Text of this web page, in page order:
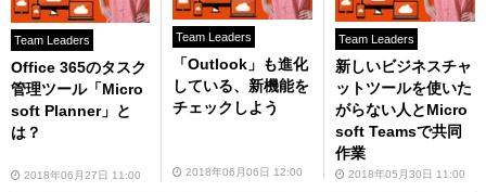
Team Leaders
Office 365のタスク
管理ツール「Micro
soft Planner」と
は？
2018年06月27日 11:00
Team Leaders
「Outlook」も進化
している、新機能を
チェックしよう
2018年06月06日 12:00
Team Leaders
新しいビジネスチャ
ットツールを使いた
がらない人とMicro
soft Teamsで共同
作業
2018年05月30日 11:00